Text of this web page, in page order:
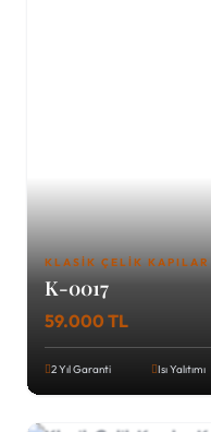
KLASIK ÇELIK KAPILAR
K-0017
59.000 TL
2 Yıl Garanti Isı Yalıtımı